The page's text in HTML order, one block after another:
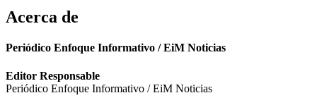
Acerca de
Periódico Enfoque Informativo / EiM Noticias
Editor Responsable
Periódico Enfoque Informativo / EiM Noticias